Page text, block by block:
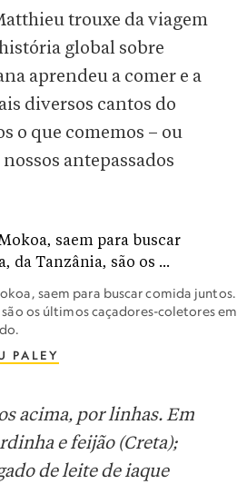
trouxe da viagem
global sobre
aprendeu a comer e a
diversos cantos do
o que comemos – ou
antepassados
saem para buscar comida juntos.
os últimos caçadores-coletores em
PALEY
acima, por linhas. Em
e feijão (Creta);
de leite de iaque